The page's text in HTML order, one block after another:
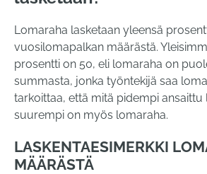
Lomaraha lasketaan yleensä
vuosilomapalkan määrästä.
prosentti on 50, eli lomaraha on
summasta, jonka työntekijä saa
tarkoittaa, että mitä pidempi ansaittu
suurempi on myös lomaraha.
LASKENTAESIMERKKI
MÄÄRÄSTÄ